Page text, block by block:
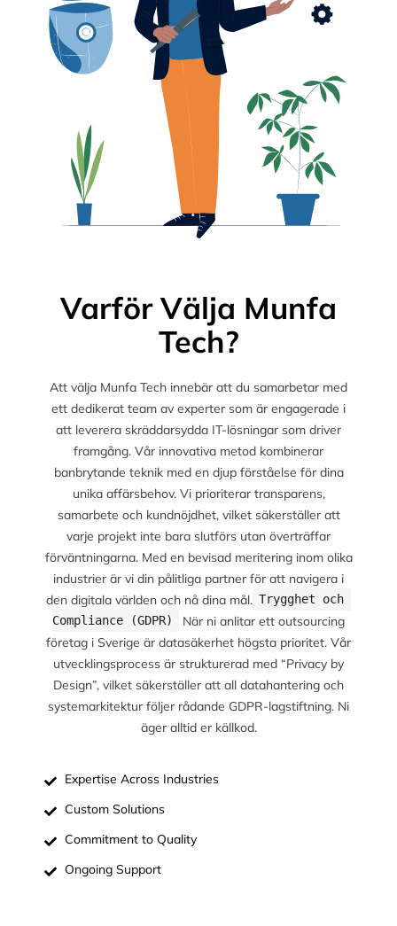
Varför Välja Munfa
Tech?
Att välja Munfa Tech innebär att du samarbetar med
ett dedikerat team av experter som är engagerade i
att leverera skräddarsydda IT-lösningar som driver
framgång. Vår innovativa metod kombinerar
banbrytande teknik med en djup förståelse för dina
unika affärsbehov. Vi prioriterar transparens,
samarbete och kundnöjdhet, vilket säkerställer att
varje projekt inte bara slutförs utan överträffar
förväntningarna. Med en bevisad meritering inom olika
industrier är vi din pålitliga partner för att navigera i
den digitala världen och nå dina mål. Trygghet och
Compliance (GDPR)
När ni anlitar ett outsourcing
företag i Sverige är datasäkerhet högsta prioritet. Vår
utvecklingsprocess är strukturerad med “Privacy by
Design”, vilket säkerställer att all datahantering och
systemarkitektur följer rådande GDPR-lagstiftning. Ni
äger alltid er källkod.
Expertise Across Industries
Custom Solutions
Commitment to Quality
Ongoing Support